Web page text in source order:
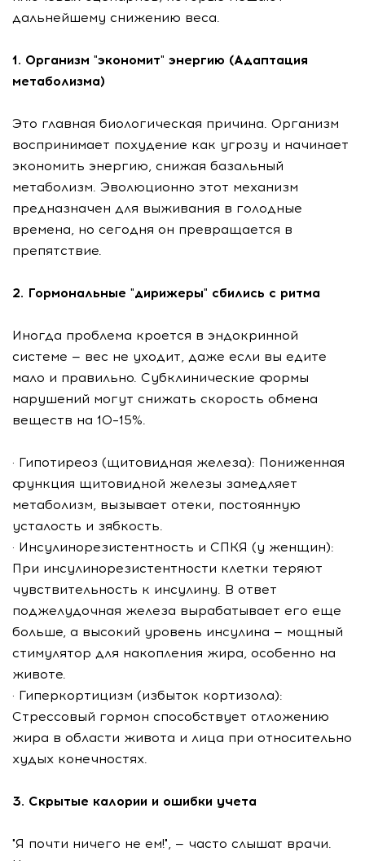
дальнейшему снижению веса.
1. Организм "экономит" энергию (Адаптация
метаболизма)
Это главная биологическая причина. Организм
воспринимает похудение как угрозу и начинает
экономить энергию, снижая базальный
метаболизм. Эволюционно этот механизм
предназначен для выживания в голодные
времена, но сегодня он превращается в
препятствие.
2. Гормональные "дирижеры" сбились с ритма
Иногда проблема кроется в эндокринной
системе — вес не уходит, даже если вы едите
мало и правильно. Субклинические формы
нарушений могут снижать скорость обмена
веществ на 10–15%.
· Гипотиреоз (щитовидная железа): Пониженная
функция щитовидной железы замедляет
метаболизм, вызывает отеки, постоянную
усталость и зябкость.
· Инсулинорезистентность и СПКЯ (у женщин):
При инсулинорезистентности клетки теряют
чувствительность к инсулину. В ответ
поджелудочная железа вырабатывает его еще
больше, а высокий уровень инсулина — мощный
стимулятор для накопления жира, особенно на
животе.
· Гиперкортицизм (избыток кортизола):
Стрессовый гормон способствует отложению
жира в области живота и лица при относительно
худых конечностях.
3. Скрытые калории и ошибки учета
"Я почти ничего не ем!", — часто слышат врачи.